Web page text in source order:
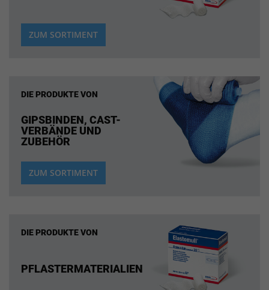
ZUM SORTIMENT
DIE PRODUKTE VON
GIPSBINDEN, CAST-
VERBÄNDE UND
ZUBEHÖR
ZUM SORTIMENT
DIE PRODUKTE VON
PFLASTERMATERIALIEN